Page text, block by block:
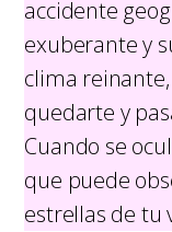
accidente
exuberante y
clima
quedarte y
Cuando se
que puede
estrellas de tu